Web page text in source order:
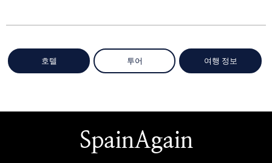
호텔 투어 여행 정보
SpainAgain